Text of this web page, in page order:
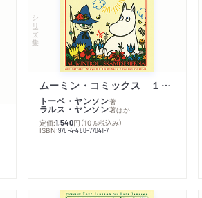
シリーズ・全集
ムーミン・コミックス １ 黄金のしっぽ
トーベ・ヤンソン著
ラルス・ヤンソン著ほか
定価:1,540円 （10％税込み）
ISBN:978-4-480-77041-7